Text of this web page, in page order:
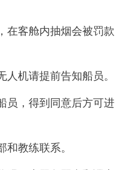
在客舱内抽烟会被罚款
机请提前告知船员。
员，得到同意后方可进
教练联系。